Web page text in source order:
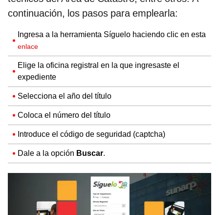
continuación, los pasos para emplearla:
Ingresa a la herramienta Síguelo haciendo clic en esta
enlace
Elige la oficina registral en la que ingresaste el
expediente
Selecciona el año del título
Coloca el número del título
Introduce el código de seguridad (captcha)
Dale a la opción Buscar.